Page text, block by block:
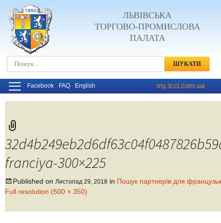
ЛЬВІВСЬКА
ТОРГОВО-ПРОМИСЛОВА
ПАЛАТА
Пошук:
Facebook FAQ English my.lcci.com.ua
franciya-300×225
Published on Листопад 29, 2018 in Пошук партнерів для
Full resolution (500 × 350)